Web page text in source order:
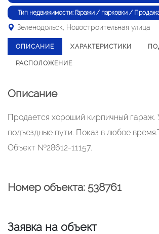
Тип недвижимости: Гаражи / парковки /
Зеленодольск, Новостроительная улица
ОПИСАНИЕ ХАРАКТЕРИСТИКИ
РАСПОЛОЖЕНИЕ
Описание
Продается хороший кирпичный гараж.
подъездные пути. Показ в любое
Объект №28612-11157.
Номер объекта: 538761
Заявка на объект